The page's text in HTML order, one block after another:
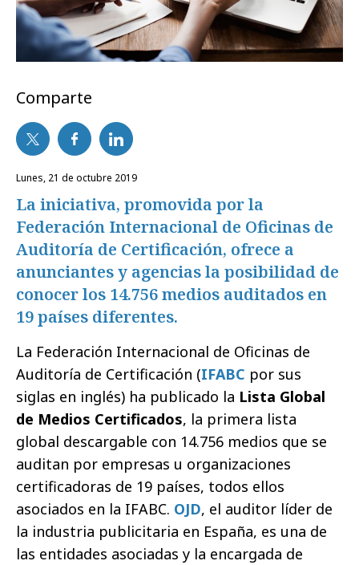
Comparte
lunes, 21 de octubre 2019
La iniciativa, promovida por la
Federación Internacional de Oficinas de
Auditoría de Certificación, ofrece a
anunciantes y agencias la posibilidad de
conocer los 14.756 medios auditados en
19 países diferentes.
La Federación Internacional de Oficinas de
Auditoría de Certificación (IFABC por sus
siglas en inglés) ha publicado la Lista Global
de Medios Certificados, la primera lista
global descargable con 14.756 medios que se
auditan por empresas u organizaciones
certificadoras de 19 países, todos ellos
asociados en la IFABC. OJD, el auditor líder de
la industria publicitaria en España, es una de
las entidades asociadas y la encargada de